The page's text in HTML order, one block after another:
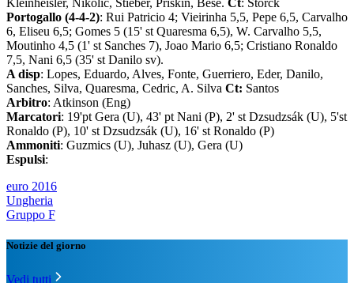
Kleinheisler, Nikolic, Stieber, Priskin, Bese. Ct: Storck
Portogallo (4-4-2): Rui Patricio 4; Vieirinha 5,5, Pepe 6,5, Carvalho
6, Eliseu 6,5; Gomes 5 (15' st Quaresma 6,5), W. Carvalho 5,5,
Moutinho 4,5 (1' st Sanches 7), Joao Mario 6,5; Cristiano Ronaldo
7,5, Nani 6,5 (35' st Danilo sv).
A disp: Lopes, Eduardo, Alves, Fonte, Guerriero, Eder, Danilo,
Sanches, Silva, Quaresma, Cedric, A. Silva Ct: Santos
Arbitro: Atkinson (Eng)
Marcatori: 19'pt Gera (U), 43' pt Nani (P), 2' st Dzsudzsák (U), 5'st
Ronaldo (P), 10' st Dzsudzsák (U), 16' st Ronaldo (P)
Ammoniti: Guzmics (U), Juhasz (U), Gera (U)
Espulsi:
euro 2016
Ungheria
Gruppo F
Notizie del giorno
Vedi tutti